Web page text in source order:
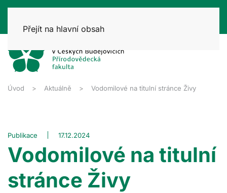
Přejít na hlavní obsah
Úvod Aktuálně Vodomilové na titulní stránce Živy
Publikace 17.12.2024
Vodomilové na titulní
stránce Živy